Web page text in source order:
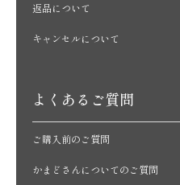
返品について
キャンセルについて
よくあるご質問
ご購入前のご質問
かまどさんについてのご質問